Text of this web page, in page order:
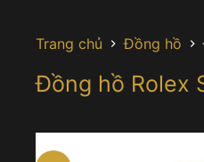
Trang chủ Đồng hồ
Đồng hồ Rolex